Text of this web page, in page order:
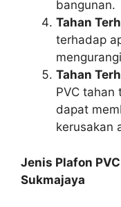
bangunan.
Tahan
terhadap
Tahan
PVC tahan
dapat
kerusakan
Jenis Plafon
Sukmajaya